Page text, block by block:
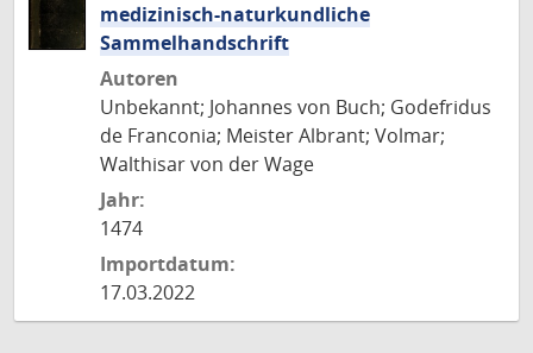
medizinisch-naturkundliche
Sammelhandschrift
Autoren
Unbekannt; Johannes von Buch; Godefridus
de Franconia; Meister Albrant; Volmar;
Walthisar von der Wage
Jahr:
1474
Importdatum:
17.03.2022